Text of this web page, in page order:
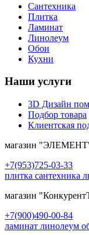
Сантехника
Плитка
Ламинат
Линолеум
Обои
Кухни
Наши услуги
3D Дизайн
Подбор товара
Клиентская
магазин
+7(953)725-03-33
плитка сантехника
магазин
+7(900)490-00-84
ламинат линолеум